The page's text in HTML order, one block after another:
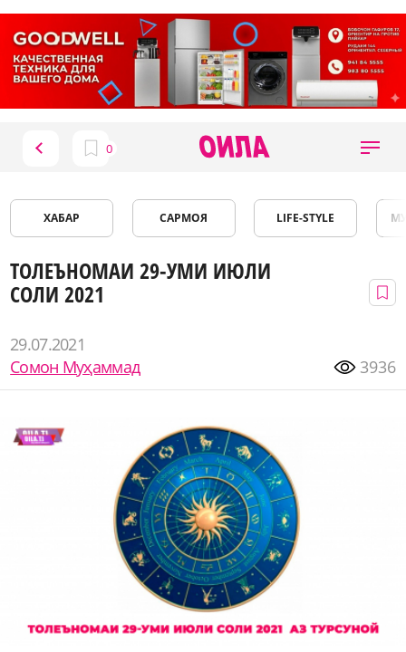
ХАБАР САРМОЯ LIFE-STYLE
ТОЛЕЪНОМАИ 29-УМИ ИЮЛИ
СОЛИ 2021
29.07.2021
Сомон Муҳаммад
3936